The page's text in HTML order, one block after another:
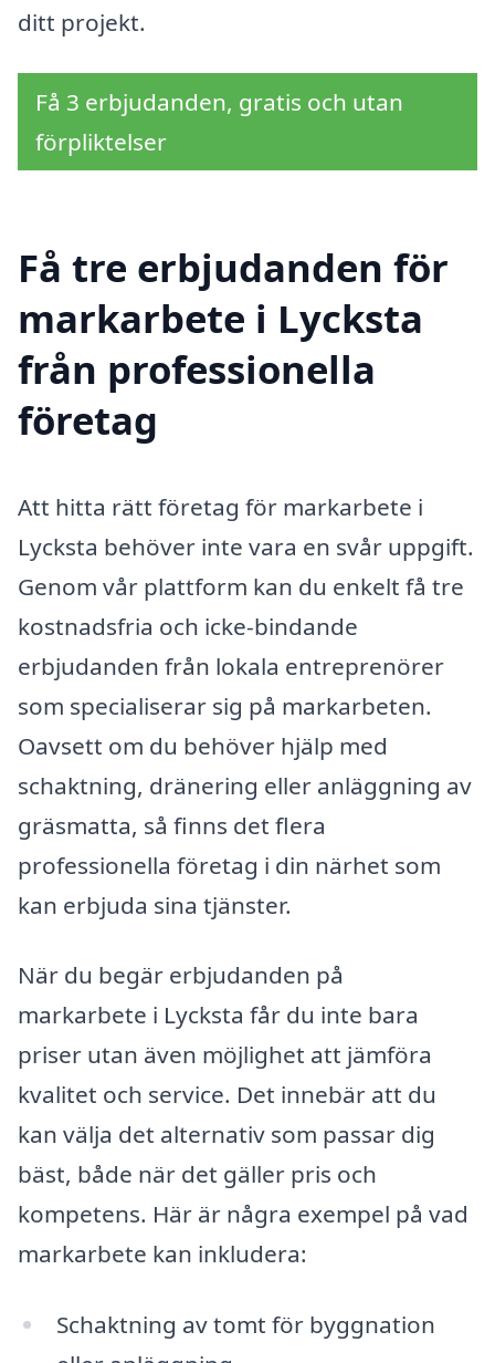
ditt projekt.
Få 3 erbjudanden, gratis och utan
förpliktelser
Få tre erbjudanden för
markarbete i Lycksta
från professionella
företag
Att hitta rätt företag för markarbete i
Lycksta behöver inte vara en svår uppgift.
Genom vår plattform kan du enkelt få tre
kostnadsfria och icke-bindande
erbjudanden från lokala entreprenörer
som specialiserar sig på markarbeten.
Oavsett om du behöver hjälp med
schaktning, dränering eller anläggning av
gräsmatta, så finns det flera
professionella företag i din närhet som
kan erbjuda sina tjänster.
När du begär erbjudanden på
markarbete i Lycksta får du inte bara
priser utan även möjlighet att jämföra
kvalitet och service. Det innebär att du
kan välja det alternativ som passar dig
bäst, både när det gäller pris och
kompetens. Här är några exempel på vad
markarbete kan inkludera:
Schaktning av tomt för byggnation